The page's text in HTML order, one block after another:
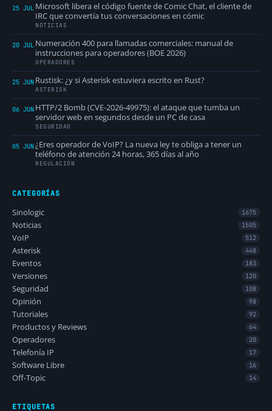
25 JUL Microsoft libera el código fuente de Comic Chat, el cliente de
IRC que convertía tus conversaciones en cómic
NOTICIAS
20 JUL Numeración 400 para llamadas comerciales: manual de
instrucciones para operadores (BOE 2026)
OPERADORES
25 JUN Rustisk: ¿y si Asterisk estuviera escrito en Rust?
ASTERISK
06 JUN HTTP/2 Bomb (CVE-2026-49975): el ataque que tumba un
servidor web en segundos desde un PC de casa
SEGURIDAD
05 JUN¿Eres operador de VoIP? La nueva ley te obliga a tener un
teléfono de atención 24 horas, 365 días al año
REGULACIÓN
CATEGORÍAS
Sinologic 1675
Noticias 1505
VoIP 512
Asterisk 448
Eventos 183
Versiones 120
Seguridad 108
Opinión 98
Tutoriales 92
Productos y Reviews 64
Operadores 20
Telefonía IP 17
Software Libre 16
Off-Topic 14
ETIQUETAS